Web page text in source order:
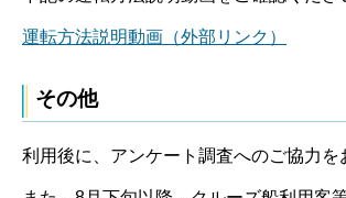
運転方法説明動画（外部リンク）
その他
利用後に、アンケート調査へのご協力を